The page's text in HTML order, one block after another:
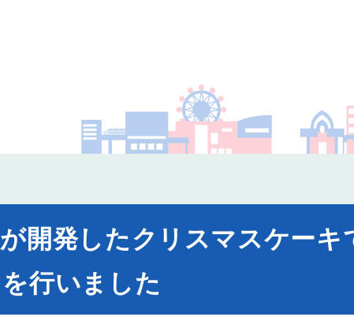
コープの福祉
開発したクリスマスケーキ
行いました